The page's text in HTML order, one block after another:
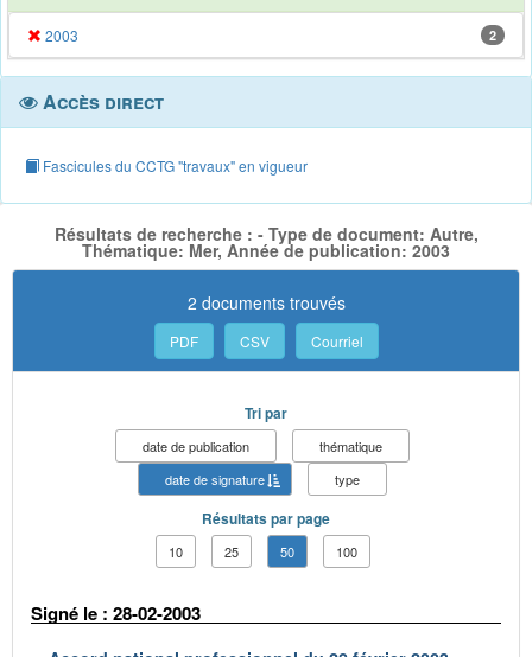
2003 2
Accès direct
Fascicules du CCTG "travaux" en vigueur
Résultats de recherche : - Type de document: Autre,
Thématique: Mer, Année de publication: 2003
2 documents trouvés
PDF CSV Courriel
Tri par
date de publication
thématique
date de signature
type
Résultats par page
10 25 50 100
Signé le : 28-02-2003